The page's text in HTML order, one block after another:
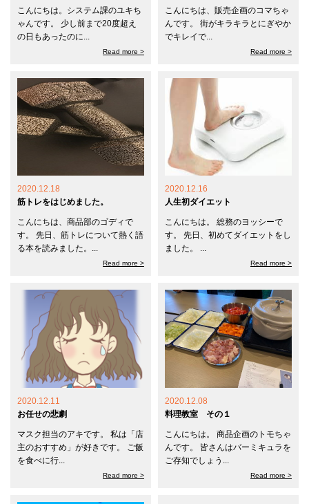
こんにちは。システム課のユキち
ゃんです。 少し前まで20度超え
の日もあったのに...
Read more >
こんにちは、販売企画のコマちゃ
んです。 街がキラキラとにぎやか
でキレイで...
Read more >
2020.12.18
筋トレをはじめました。
こんにちは、商品部のゴディで
す。 先日、筋トレについて熱く語
る本を読みました。...
Read more >
2020.12.16
人生初ダイエット
こんにちは。 総務のヨッシーで
す。 先日、初めてダイエットをし
ました。 ...
Read more >
2020.12.11
お任せの悲劇
マスク担当のアキです。 私は「店
主のおすすめ」が好きです。 ご飯
を食べに行...
Read more >
2020.12.08
料理教室 その１
こんにちは。 商品企画のトモちゃ
んです。 皆さんはバーミキュラを
ご存知でしょう...
Read more >